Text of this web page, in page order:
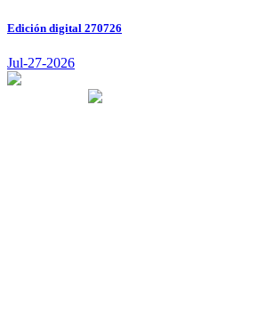
Edición digital 270726
Jul-27-2026